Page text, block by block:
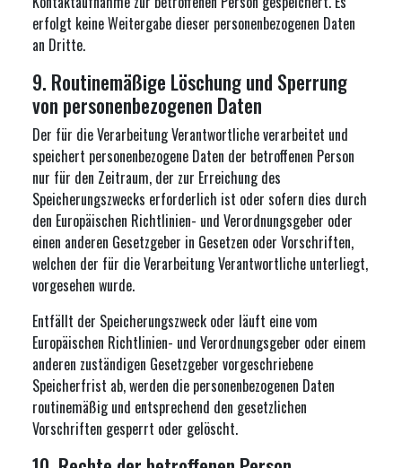
erfolgt keine Weitergabe dieser personenbezogenen Daten
an Dritte.
9. Routinemäßige Löschung und Sperrung
von personenbezogenen Daten
Der für die Verarbeitung Verantwortliche verarbeitet und
speichert personenbezogene Daten der betroffenen Person
nur für den Zeitraum, der zur Erreichung des
Speicherungszwecks erforderlich ist oder sofern dies durch
den Europäischen Richtlinien- und Verordnungsgeber oder
einen anderen Gesetzgeber in Gesetzen oder Vorschriften,
welchen der für die Verarbeitung Verantwortliche unterliegt,
vorgesehen wurde.
Entfällt der Speicherungszweck oder läuft eine vom
Europäischen Richtlinien- und Verordnungsgeber oder einem
anderen zuständigen Gesetzgeber vorgeschriebene
Speicherfrist ab, werden die personenbezogenen Daten
routinemäßig und entsprechend den gesetzlichen
Vorschriften gesperrt oder gelöscht.